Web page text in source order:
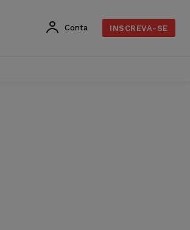
Conta INSCREVA-SE